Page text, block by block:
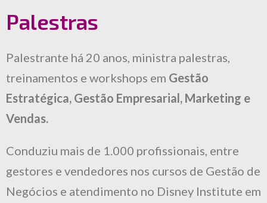
Palestras
Palestrante há 20 anos, ministra palestras,
treinamentos e workshops em Gestão
Estratégica, Gestão Empresarial, Marketing e
Vendas.
Conduziu mais de 1.000 profissionais, entre
gestores e vendedores nos cursos de Gestão de
Negócios e atendimento no Disney Institute em